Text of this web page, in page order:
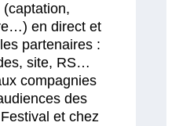
(captation,
en direct et
partenaires :
site, RS…
compagnies
des
et chez